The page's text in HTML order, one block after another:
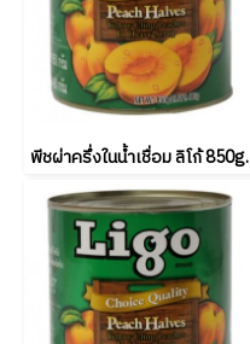
พีชผ่าครึ่งใ